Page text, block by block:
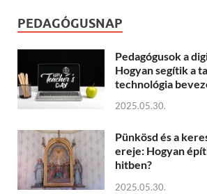
PEDAGÓGUSNAP
Pedagógusok a
Hogyan segítik a
technológia
2025.05.30.
Pünkösd és a
ereje: Hogyan
hitben?
2025.05.30.